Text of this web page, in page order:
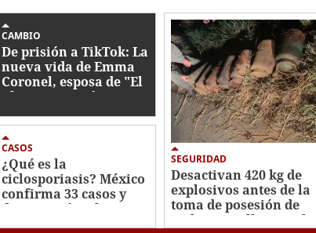
CAMBIO
De prisión a TikTok: La
nueva vida de Emma
Coronel, esposa de "El
Chapo" Guzmán
CASOS
¿Qué es la
ciclosporiasis? México
confirma 33 casos y
descarta vínculo con
brote en EEUU
SEGURIDAD
Desactivan 420 kg de
explosivos antes de la
toma de posesión de
De la Espriella en Cali